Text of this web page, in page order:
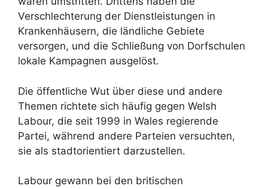
Verschlechterung der Dienstleistungen in
Krankenhäusern, die ländliche Gebiete
versorgen, und die Schließung von Dorfschulen
lokale Kampagnen ausgelöst.
Die öffentliche Wut über diese und andere
Themen richtete sich häufig gegen Welsh
Labour, die seit 1999 in Wales regierende
Partei, während andere Parteien versuchten,
sie als stadtorientiert darzustellen.
Labour gewann bei den britischen